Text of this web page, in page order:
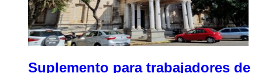
Suplemento para trabajadores de